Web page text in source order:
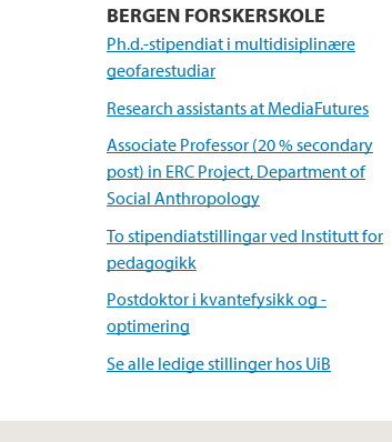
BERGEN FORSKERSKOLE
Ph.d.-stipendiat i multidisiplinære
geofarestudiar
Research assistants at MediaFutures
Associate Professor (20 % secondary
post) in ERC Project, Department of
Social Anthropology
To stipendiatstillingar ved Institutt for
pedagogikk
Postdoktor i kvantefysikk og -
optimering
Se alle ledige stillinger hos UiB